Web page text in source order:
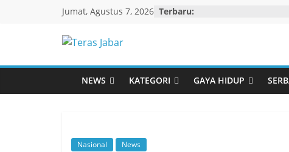
Jumat, Agustus 7, 2026 Terbaru:
Teras
Jabar
NEWS KATEGORI GAYA HIDUP
Nasional News